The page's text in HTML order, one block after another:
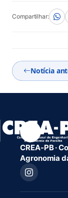
Compartilhar:
Notícia
CREA-PB ·
Agronomia